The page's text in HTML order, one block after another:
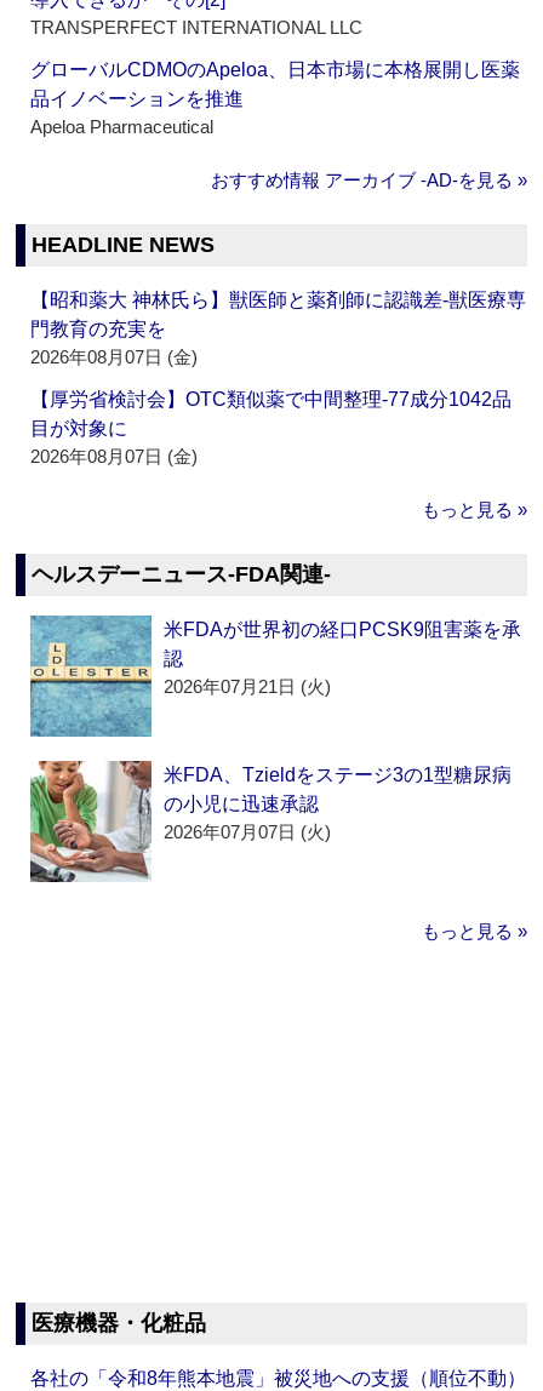
TRANSPERFECT INTERNATIONAL LLC
グローバルCDMOのApeloa、日本市場に本格展開し医薬
品イノベーションを推進
Apeloa Pharmaceutical
おすすめ情報 アーカイブ ‐AD‐を見る »
HEADLINE NEWS
【昭和薬大 神林氏ら】獣医師と薬剤師に認識差‐獣医療専
門教育の充実を
2026年08月07日 (金)
【厚労省検討会】OTC類似薬で中間整理‐77成分1042品
目が対象に
2026年08月07日 (金)
もっと見る »
ヘルスデーニュース‐FDA関連‐
米FDAが世界初の経口PCSK9阻害薬を承
認
2026年07月21日 (火)
米FDA、Tzieldをステージ3の1型糖尿病
の小児に迅速承認
2026年07月07日 (火)
もっと見る »
医療機器・化粧品
各社の「令和8年熊本地震」被災地への支援（順位不動）